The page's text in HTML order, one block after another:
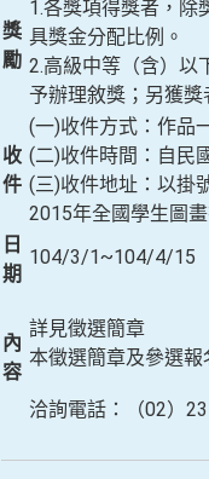
獎
勵
1.各獎項得獎者，除
具獎金分配比例。
2.高級中等（含）以
予辦理敘獎；另獲獎
收
件
(一)收件方式：作品
(二)收件時間：自民
(三)收件地址：以掛
2015年全國學生圖
日
期
104/3/1~104/4/15
內
容
詳見徵選簡章
本徵選簡章及參選
洽詢電話：（02）